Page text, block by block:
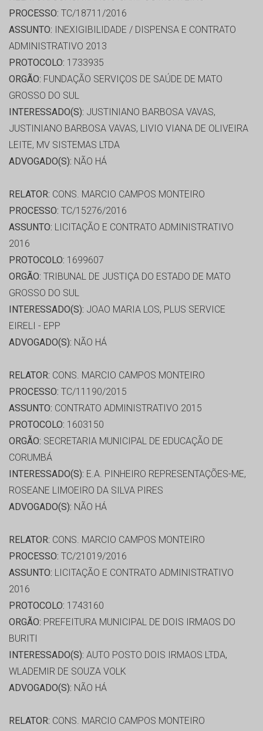
PROCESSO: TC/18711/2016
ASSUNTO: INEXIGIBILIDADE / DISPENSA E CONTRATO
ADMINISTRATIVO 2013
PROTOCOLO: 1733935
ORGÃO: FUNDAÇÃO SERVIÇOS DE SAÚDE DE MATO
GROSSO DO SUL
INTERESSADO(S): JUSTINIANO BARBOSA VAVAS,
JUSTINIANO BARBOSA VAVAS, LIVIO VIANA DE OLIVEIRA
LEITE, MV SISTEMAS LTDA
ADVOGADO(S): NÃO HÁ
RELATOR: CONS. MARCIO CAMPOS MONTEIRO
PROCESSO: TC/15276/2016
ASSUNTO: LICITAÇÃO E CONTRATO ADMINISTRATIVO
2016
PROTOCOLO: 1699607
ORGÃO: TRIBUNAL DE JUSTIÇA DO ESTADO DE MATO
GROSSO DO SUL
INTERESSADO(S): JOAO MARIA LOS, PLUS SERVICE
EIRELI - EPP
ADVOGADO(S): NÃO HÁ
RELATOR: CONS. MARCIO CAMPOS MONTEIRO
PROCESSO: TC/11190/2015
ASSUNTO: CONTRATO ADMINISTRATIVO 2015
PROTOCOLO: 1603150
ORGÃO: SECRETARIA MUNICIPAL DE EDUCAÇÃO DE
CORUMBÁ
INTERESSADO(S): E.A. PINHEIRO REPRESENTAÇÕES-ME,
ROSEANE LIMOEIRO DA SILVA PIRES
ADVOGADO(S): NÃO HÁ
RELATOR: CONS. MARCIO CAMPOS MONTEIRO
PROCESSO: TC/21019/2016
ASSUNTO: LICITAÇÃO E CONTRATO ADMINISTRATIVO
2016
PROTOCOLO: 1743160
ORGÃO: PREFEITURA MUNICIPAL DE DOIS IRMAOS DO
BURITI
INTERESSADO(S): AUTO POSTO DOIS IRMAOS LTDA,
WLADEMIR DE SOUZA VOLK
ADVOGADO(S): NÃO HÁ
RELATOR: CONS. MARCIO CAMPOS MONTEIRO